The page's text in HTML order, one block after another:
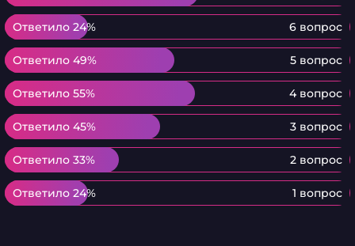
Ответило 24% 6 вопрос
Ответило 24%
Ответило 49% 5 вопрос
Ответило 49%
Ответило 55% 4 вопрос
Ответило 55%
Ответило 45% 3 вопрос
Ответило 45%
Ответило 33% 2 вопрос
Ответило 33%
Ответило 24% 1 вопрос
Ответило 24%